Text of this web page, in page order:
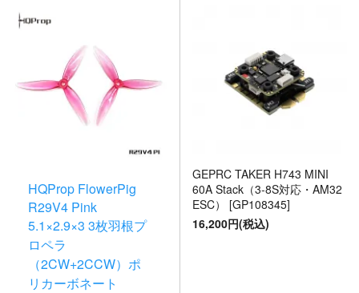
HQProp FlowerPig
R29V4 Pink
5.1×2.9×3 3枚羽根プ
ロペラ
（2CW+2CCW）ポ
リカーボネート
GEPRC TAKER H743 MINI
60A Stack（3-8S対応・AM32
ESC） [GP108345]
16,200円(税込)